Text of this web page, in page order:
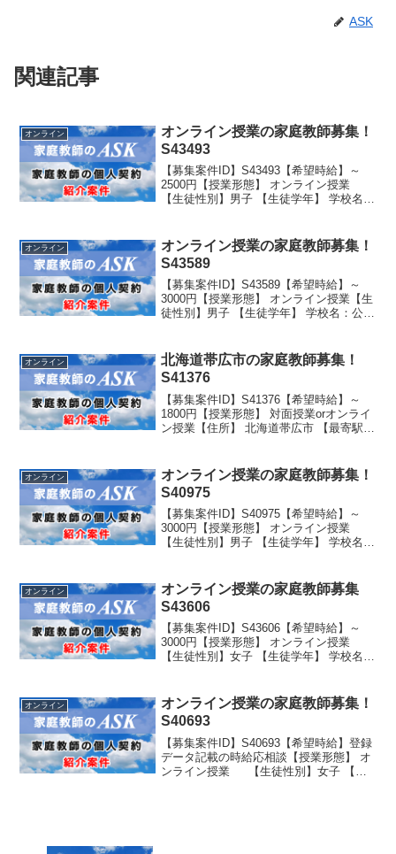
ASK
関連記事
オンライン
オンライン授業の家庭教師募集！
S43493
【募集案件ID】S43493【希望時給】～
2500円【授業形態】 オンライン授業
【生徒性別】男子 【生徒学年】 学校名：
オンライン
オンライン授業の家庭教師募集！
S43589
【募集案件ID】S43589【希望時給】～
3000円【授業形態】 オンライン授業【生
徒性別】男子 【生徒学年】 学校名：公立
オンライン
北海道帯広市の家庭教師募集！
S41376
【募集案件ID】S41376【希望時給】～
1800円【授業形態】 対面授業orオンライ
ン授業【住所】 北海道帯広市 【最寄駅】
公立 学年：中学新1年生
オンライン
オンライン授業の家庭教師募集！
S40975
【募集案件ID】S40975【希望時給】～
3000円【授業形態】 オンライン授業
【生徒性別】男子 【生徒学年】 学校名：
オンライン
オンライン授業の家庭教師募集
S43606
【募集案件ID】S43606【希望時給】～
3000円【授業形態】 オンライン授業
【生徒性別】女子 【生徒学年】 学校名：
オンライン
オンライン授業の家庭教師募集！
S40693
【募集案件ID】S40693【希望時給】登録
データ記載の時給応相談【授業形態】 オ
ンライン授業 【生徒性別】女子 【生